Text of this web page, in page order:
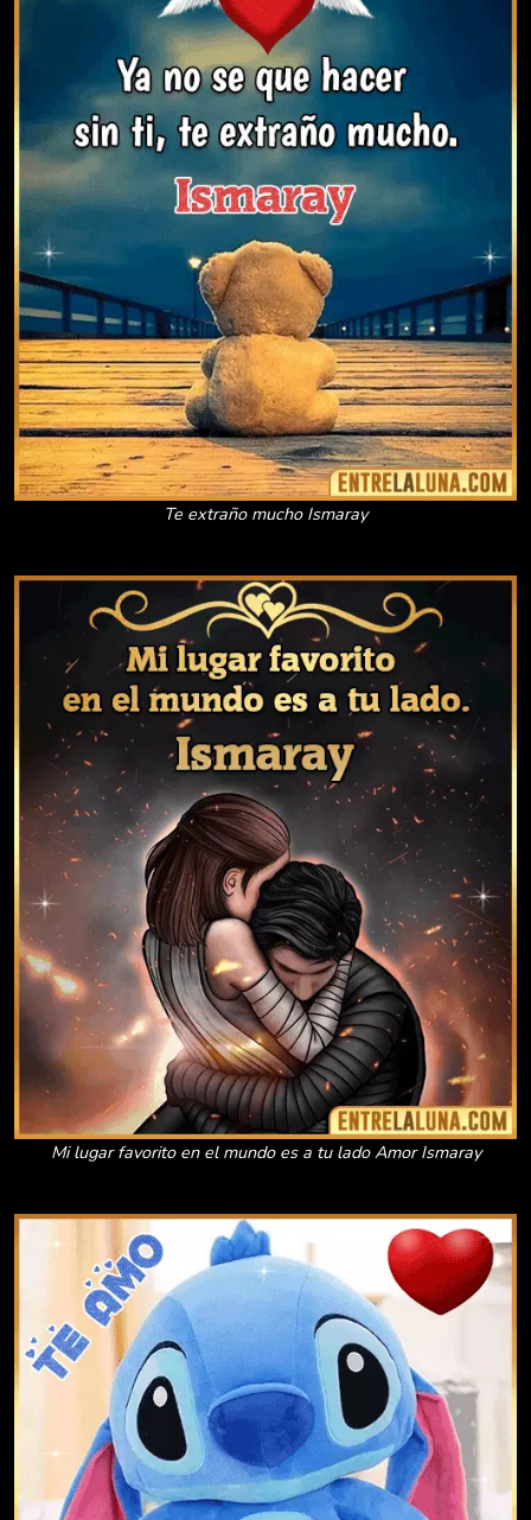
Te extraño mucho Ismaray
Mi lugar favorito en el mundo es a tu lado Amor Ismaray